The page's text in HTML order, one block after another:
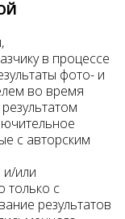
в процессе
фото- и
во время
с авторским
и/или
только с
результатов